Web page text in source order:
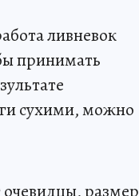
ливневок
принимать
сухими, можно